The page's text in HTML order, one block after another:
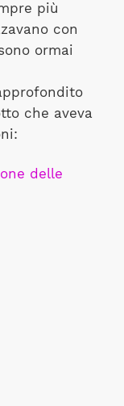
più
con
ormai
che aveva
delle